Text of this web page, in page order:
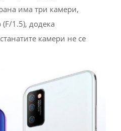
има три камери,
(F/1.5), додека
камери не се